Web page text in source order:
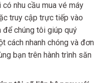
nhu cầu mua vé máy
truy cập trực tiếp vào
để chúng tôi giúp quý
cách nhanh chóng và đơn
bạn trên hành trình săn